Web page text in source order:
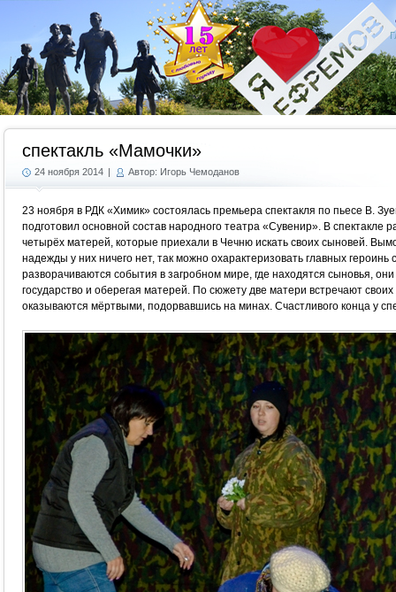
спектакль «Мамочки»
24 ноября 2014 | Автор: Игорь Чемоданов
23 ноября в РДК «Химик» состоялась премьера спектакля по пьесе В.
подготовил основной состав народного театра «Сувенир». В спектакле
четырёх матерей, которые приехали в Чечню искать своих сыновей.
надежды у них ничего нет, так можно охарактеризовать главных героинь
разворачиваются события в загробном мире, где находятся сыновья,
государство и оберегая матерей. По сюжету две матери встречают своих
оказываются мёртвыми, подорвавшись на минах. Счастливого конца у